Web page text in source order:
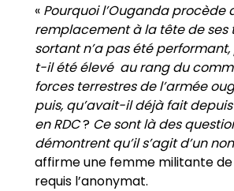
« Pourquoi l’Ouganda procède
remplacement à la tête de ses
sortant n’a pas été
t-il été élevé au rang du
forces terrestres de l’armée
puis, qu’avait-il déjà fait
en RDC? Ce sont là des
démontrent qu’il s’agit d’un
affirme une femme militante de
requis l’anonymat.